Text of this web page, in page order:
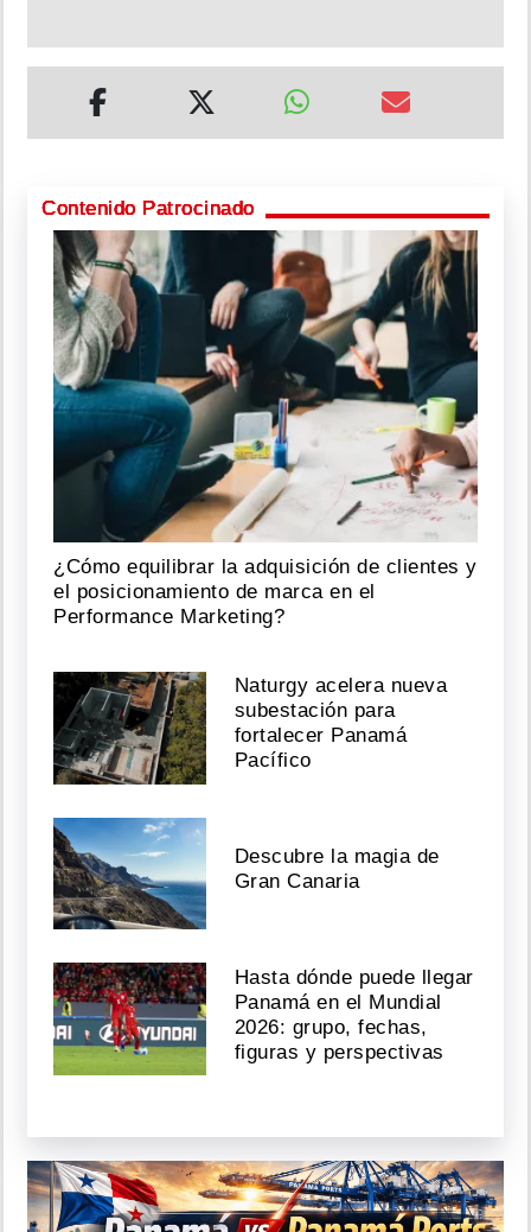
Contenido Patrocinado
¿Cómo equilibrar la adquisición de clientes y
el posicionamiento de marca en el
Performance Marketing?
Naturgy acelera nueva
subestación para
fortalecer Panamá
Pacífico
Descubre la magia de
Gran Canaria
Hasta dónde puede llegar
Panamá en el Mundial
2026: grupo, fechas,
figuras y perspectivas